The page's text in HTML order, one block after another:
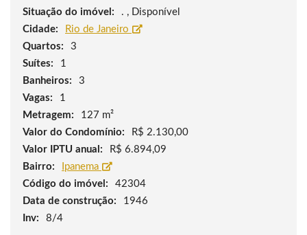
Situação do imóvel:
. , Disponível
Cidade:
Rio de Janeiro
Quartos:
3
Suítes:
1
Banheiros:
3
Vagas:
1
Metragem:
127 m²
Valor do Condomínio:
R$ 2.130,00
Valor IPTU anual:
R$ 6.894,09
Bairro:
Ipanema
Código do imóvel:
42304
Data de construção:
1946
Inv:
8/4